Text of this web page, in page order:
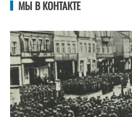
МЫ В КОНТАКТЕ